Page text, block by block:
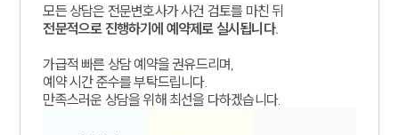
모든 상담은 전문변호사가 사건 검토를 마친 뒤
전문적으로 진행하기에 예약제로 실시됩니다.
가급적 빠른 상담 예약을 권유드리며,
예약 시간 준수를 부탁드립니다.
만족스러운 상담을 위해 최선을 다하겠습니다.